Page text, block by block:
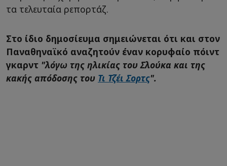
τα τελευταία ρεπορτάζ.
Στο ίδιο δημοσίευμα σημειώνεται ότι και στον
Παναθηναϊκό αναζητούν έναν κορυφαίο πόιντ
γκαρντ "λόγω της ηλικίας του Σλούκα και της
κακής απόδοσης του Τι Τζέι Σορτς".